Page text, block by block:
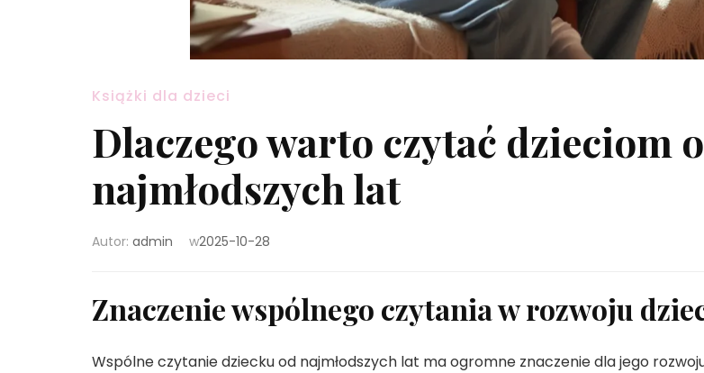
Książki dla dzieci
Dlaczego warto czytać dzieciom
najmłodszych lat
Autor: admin w2025-10-28
Znaczenie wspólnego czytania w rozwoju
Wspólne czytanie dziecku od najmłodszych lat ma ogromne znaczenie dla jego